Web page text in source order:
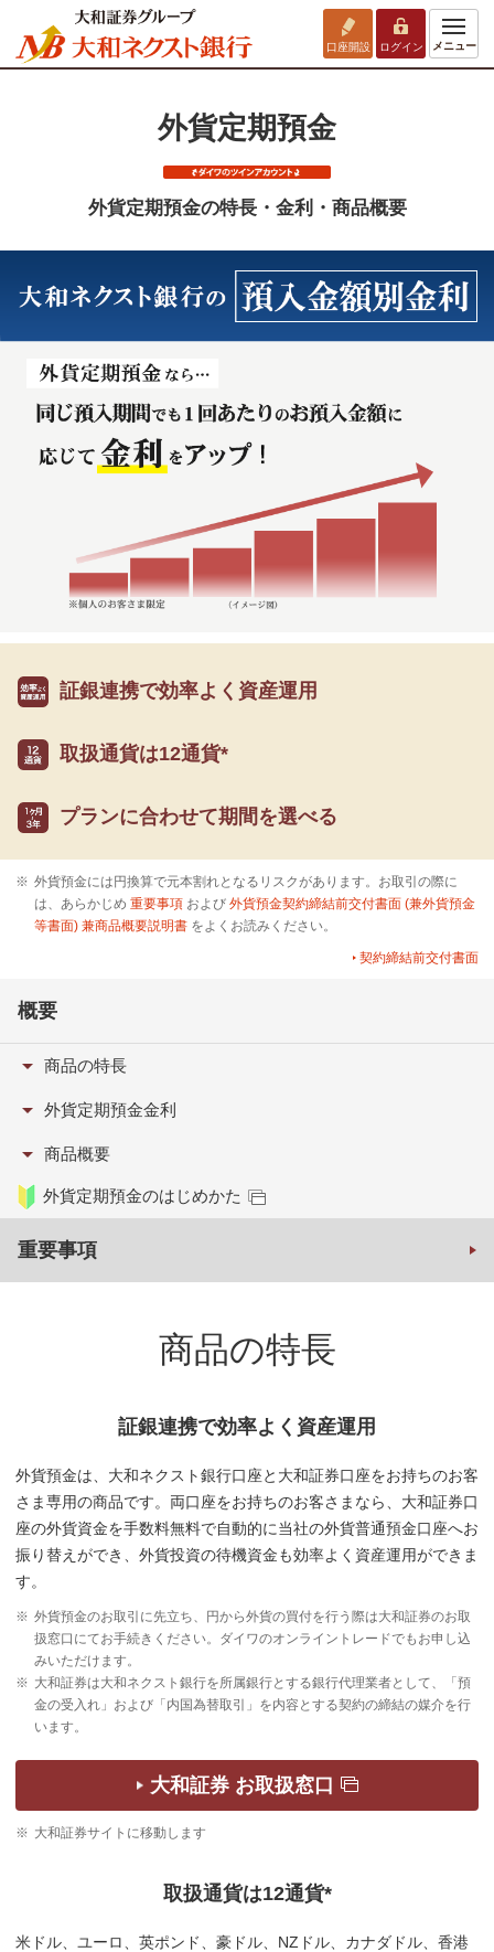
口座開設 ログイン メニュー
外貨定期預金
外貨定期預金の特長・金利・商品概要
証銀連携で効率よく資産運用
取扱通貨は12通貨*
プランに合わせて期間を選べる
※ 外貨預金には円換算で元本割れとなるリスクがあります。お取引の際に
は、あらかじめ 重要事項および 外貨預金契約締結前交付書面 (兼外貨預金
等書面) 兼商品概要説明書をよくお読みください。
契約締結前交付書面
概要
商品の特長
外貨定期預金金利
商品概要
外貨定期預金のはじめかた
重要事項
商品の特長
証銀連携で効率よく資産運用
外貨預金は、大和ネクスト銀行口座と大和証券口座をお持ちのお客
さま専用の商品です。両口座をお持ちのお客さまなら、大和証券口
座の外貨資金を手数料無料で自動的に当社の外貨普通預金口座へお
振り替えができ、外貨投資の待機資金も効率よく資産運用ができま
す。
※ 外貨預金のお取引に先立ち、円から外貨の買付を行う際は大和証券のお取
扱窓口にてお手続きください。ダイワのオンライントレードでもお申し込
みいただけます。
※ 大和証券は大和ネクスト銀行を所属銀行とする銀行代理業者として、「預
金の受入れ」および「内国為替取引」を内容とする契約の締結の媒介を行
います。
大和証券 お取扱窓口
※ 大和証券サイトに移動します
取扱通貨は12通貨*
米ドル、ユーロ、英ポンド、豪ドル、NZドル、カナダドル、香港